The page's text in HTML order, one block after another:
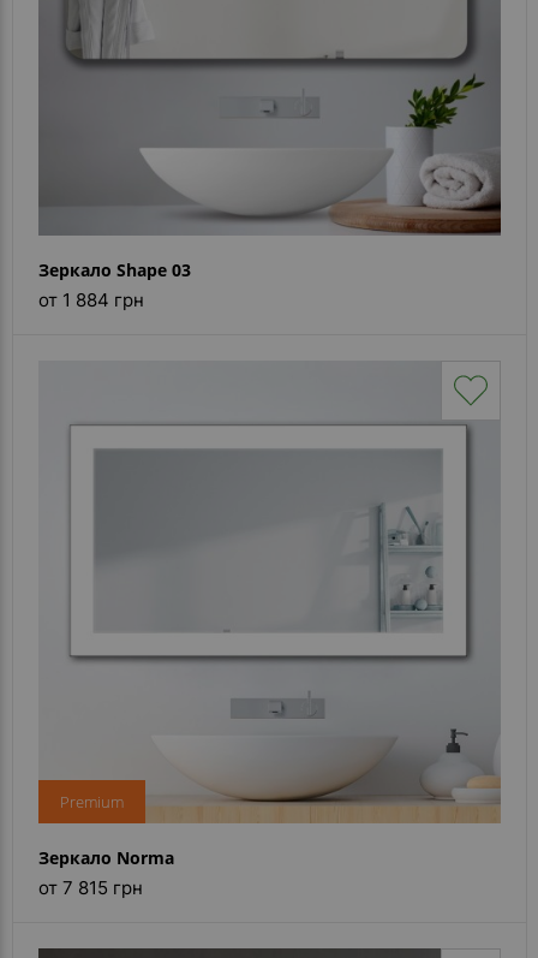
Зеркало Shape 03
от 1 884 грн
Premium
Зеркало Norma
от 7 815 грн